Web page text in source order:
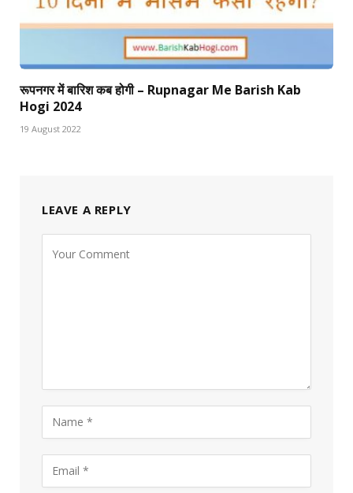
रूपनगर में बारिश कब होगी – Rupnagar Me Barish Kab
Hogi 2024
19 August 2022
LEAVE A REPLY